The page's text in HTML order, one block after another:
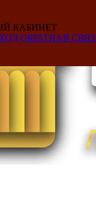
КАБИНЕТ
ОБРАТНАЯ